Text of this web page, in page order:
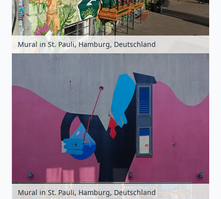
Mural in St. Pauli, Hamburg, Deutschland
Mural in St. Pauli, Hamburg, Deutschland